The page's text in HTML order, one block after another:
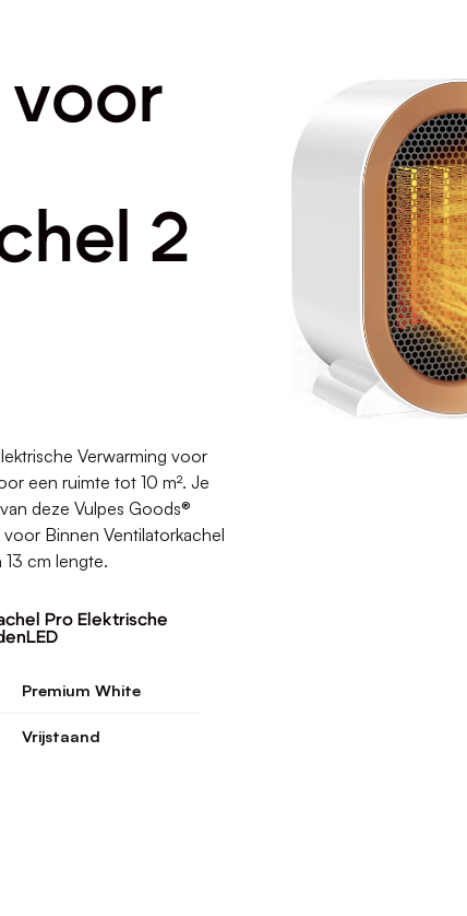
voor
2
Verwarming voor
een ruimte tot 10 m². Je
deze Vulpes Goods®
Binnen Ventilatorkachel
cm lengte.
Pro Elektrische
Premium White
Vrijstaand